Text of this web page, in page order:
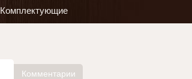
Комплектующие
Комментарии